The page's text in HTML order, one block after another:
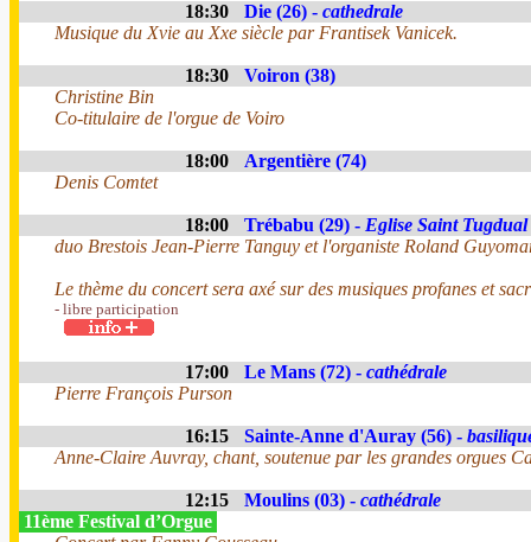
18:30 Die (26) - cathedrale
Musique du Xvie au Xxe siècle par Frantisek Vanicek.
18:30
Voiron (38)
Christine Bin
Co-titulaire de l'orgue de Voiro
18:00
Argentière (74)
Denis Comtet
18:00 Trébabu (29) - Eglise Saint Tugdual
duo Brestois Jean-Pierre Tanguy et l'organiste Roland
Le thème du concert sera axé sur des musiques profanes et
- libre participation
17:00 Le Mans (72) - cathédrale
Pierre François Purson
16:15 Sainte-Anne d'Auray (56) -
Anne-Claire Auvray, chant, soutenue par les grandes orgues
12:15 Moulins (03) - cathédrale
11ème Festival d’Orgue